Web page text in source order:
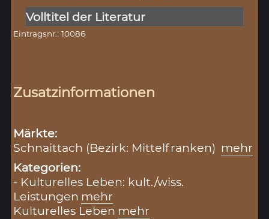
Volltitel der Literatur
Eintragsnr.: 10086
Zusatzinformationen
Märkte:
Schnaittach (Bezirk: Mittelfranken) mehr
Kategorien:
- Kulturelles Leben: kult./wiss.
Leistungen mehr
Kulturelles Leben mehr